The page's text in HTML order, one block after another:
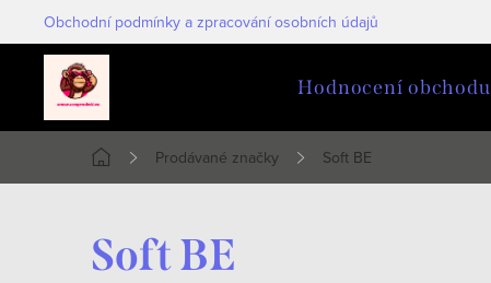
na
Obchodní podmínky a zpracování osobních údajů
Hodnocení obchodu
Domů
Prodávané značky Soft BE
Soft BE